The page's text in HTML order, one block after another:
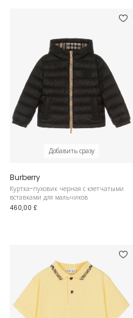
Добавить сразу
Burberry
Куртка-пуховик черная с клетчатыми
вставками для мальчиков
460,00 £